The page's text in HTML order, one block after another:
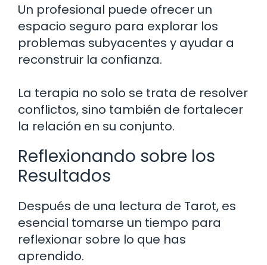
Un profesional puede ofrecer un
espacio seguro para explorar los
problemas subyacentes y ayudar a
reconstruir la confianza.
La terapia no solo se trata de resolver
conflictos, sino también de fortalecer
la relación en su conjunto.
Reflexionando sobre los
Resultados
Después de una lectura de Tarot, es
esencial tomarse un tiempo para
reflexionar sobre lo que has
aprendido.